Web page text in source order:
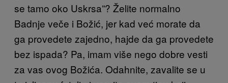
se tamo oko Uskrsa”? Želite normalno
Badnje veče i Božić, jer kad već morate da
ga provedete zajedno, hajde da ga provedete
bez ispada? Pa, imam više nego dobre vesti
za vas ovog Božića. Odahnite, zavalite se u